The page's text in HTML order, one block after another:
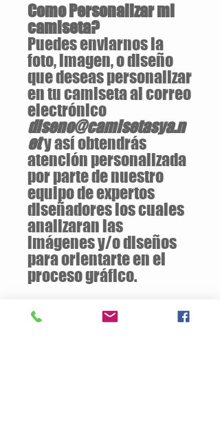
Como Personalizar mi
camiseta?
Puedes enviarnos la
foto, imagen, o diseño
que deseas personalizar
en tu camiseta al correo
electrónico
diseno@camisetasya.n
ety así obtendrás
atención personalizada
por parte de nuestro
equipo de expertos
diseñadores los cuales
analizaran las
imágenes y/o diseños
para orientarte en el
proceso gráfico.
Descuentosa partir de